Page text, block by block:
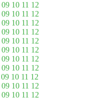
09 10 11 12
09 10 11 12
09 10 11 12
09 10 11 12
09 10 11 12
09 10 11 12
09 10 11 12
09 10 11 12
09 10 11 12
09 10 11 12
09 10 11 12